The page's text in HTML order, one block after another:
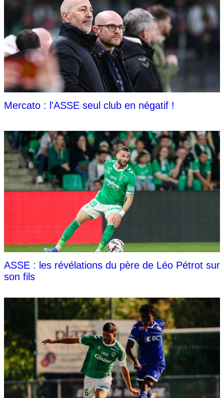
Mercato : l'ASSE seul club en négatif !
ASSE : les révélations du père de Léo Pétrot sur
son fils